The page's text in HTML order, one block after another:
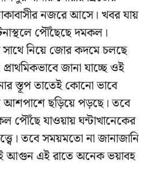
নজরে আসে। খবর যায়
পৌঁছেছে দমকল।
সাথে নিয়ে জোর কদমে চলছে
জানা যাচ্ছে ওই
স্তূপ তাতেই কোনো ভাবে
ছড়িয়ে পড়ছে। তবে
পৌঁছে যাওয়ায় ঘন্টাখানেকের
তবে সময়মতো না জানাজানি
আগুন এই রাতে অনেক ভয়াবহ